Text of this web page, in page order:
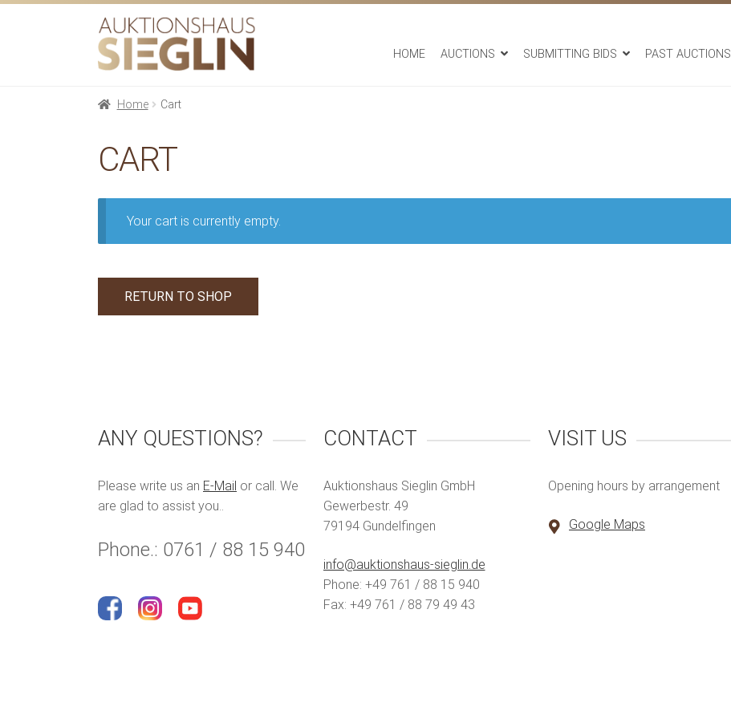
Skip
to
navigation
Skip
to
content
HOME AUCTIONS SUBMITTING BIDS PAST AUCTIONS
Home Cart
CART
Your cart is currently empty.
RETURN TO SHOP
ANY QUESTIONS?
Please write us an E-Mail or call. We
are glad to assist you..
Phone.: 0761 / 88 15 940
CONTACT
Auktionshaus Sieglin GmbH
Gewerbestr. 49
79194 Gundelfingen
info@auktionshaus-sieglin.de
Phone: +49 761 / 88 15 940
Fax: +49 761 / 88 79 49 43
VISIT US
Opening hours by arrangement
Google Maps